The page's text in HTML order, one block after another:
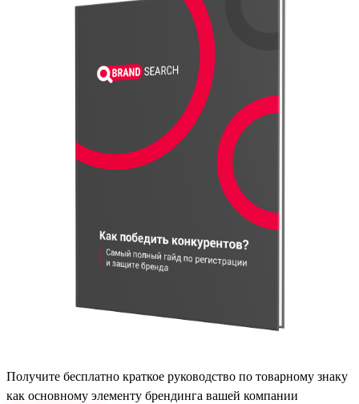
Получите бесплатно краткое руководство по товарному знаку
как основному элементу брендинга вашей компании